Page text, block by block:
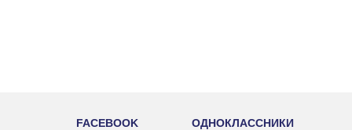
FACEBOOK ОДНОКЛАССНИКИ